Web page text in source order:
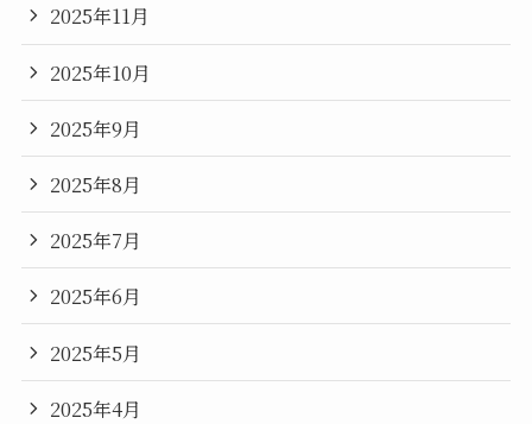
2025年11月
2025年10月
2025年9月
2025年8月
2025年7月
2025年6月
2025年5月
2025年4月